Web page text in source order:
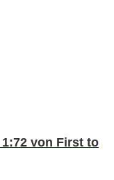
von First to